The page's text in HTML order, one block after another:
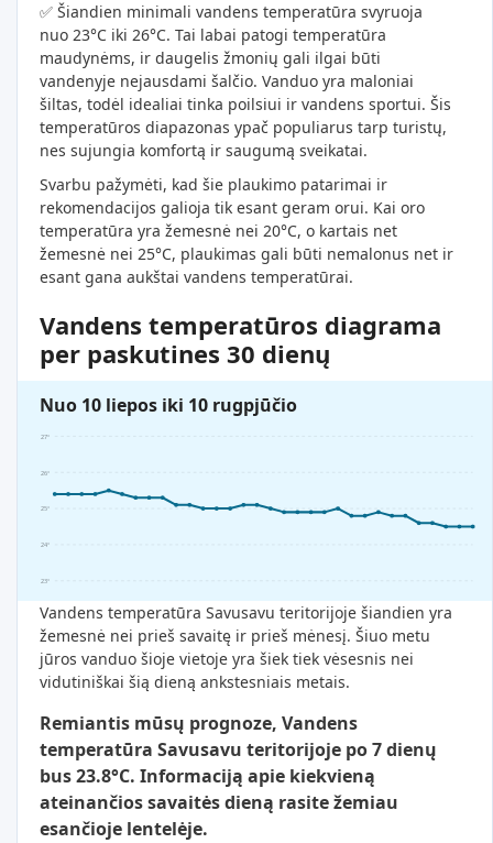
✅ Šiandien minimali vandens temperatūra svyruoja
nuo 23°C iki 26°C. Tai labai patogi temperatūra
maudynėms, ir daugelis žmonių gali ilgai būti
vandenyje nejausdami šalčio. Vanduo yra maloniai
šiltas, todėl idealiai tinka poilsiui ir vandens sportui. Šis
temperatūros diapazonas ypač populiarus tarp turistų,
nes sujungia komfortą ir saugumą sveikatai.
Svarbu pažymėti, kad šie plaukimo patarimai ir
rekomendacijos galioja tik esant geram orui. Kai oro
temperatūra yra žemesnė nei 20°C, o kartais net
žemesnė nei 25°C, plaukimas gali būti nemalonus net ir
esant gana aukštai vandens temperatūrai.
Vandens temperatūros diagrama
per paskutines 30 dienų
Nuo 10 liepos iki 10 rugpjūčio
23°
24°
25°
26°
27°
Vandens temperatūra Savusavu teritorijoje šiandien yra
žemesnė nei prieš savaitę ir prieš mėnesį. Šiuo metu
jūros vanduo šioje vietoje yra šiek tiek vėsesnis nei
vidutiniškai šią dieną ankstesniais metais.
Remiantis mūsų prognoze, Vandens
temperatūra Savusavu teritorijoje po 7 dienų
bus 23.8°C. Informaciją apie kiekvieną
ateinančios savaitės dieną rasite žemiau
esančioje lentelėje.